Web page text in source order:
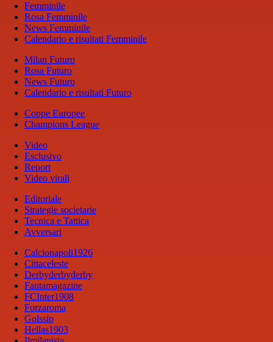
Femminile
Rosa Femminile
News Femminile
Calendario e risultati Femminile
Milan Futuro
Rosa Futuro
News Futuro
Calendario e risultati Futuro
Coppe Europee
Champions League
Video
Esclusivo
Report
Video virali
Editoriale
Strategie societarie
Tecnica e Tattica
Avversari
Calcionapoli1926
Cittaceleste
Derbyderbyderby
Fantamagazine
FCInter1908
Forzaroma
Golssip
Hellas1903